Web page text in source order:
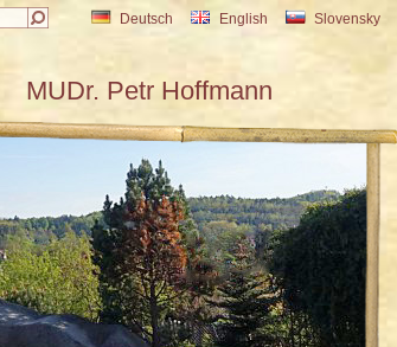
Deutsch English Slovensky
MUDr. Petr Hoffmann